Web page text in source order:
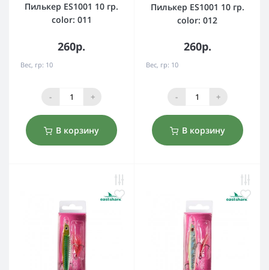
Пилькер ES1001 10 гр.
color: 011
260р.
Вес, гр: 10
- +
В корзину
Пилькер ES1001 10 гр.
color: 012
260р.
Вес, гр: 10
- +
В корзину